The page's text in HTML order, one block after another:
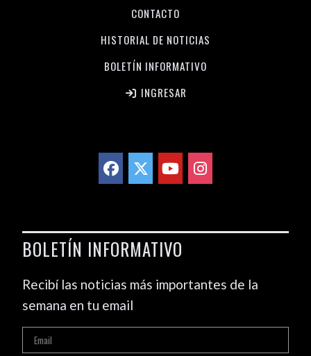
CONTACTO
HISTORIAL DE NOTICIAS
BOLETÍN INFORMATIVO
INGRESAR
BOLETÍN INFORMATIVO
Recibí las noticias más importantes de la
semana en tu email